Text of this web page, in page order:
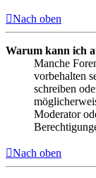
Nach oben
Warum kann ich
Manche
vorbehalten
schreiben
Moderator
Nach oben